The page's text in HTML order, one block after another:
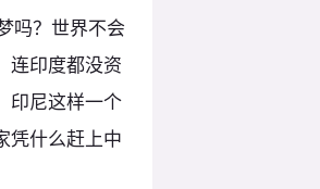
吗？世界不会
连印度都没资
印尼这样一个
凭什么赶上中